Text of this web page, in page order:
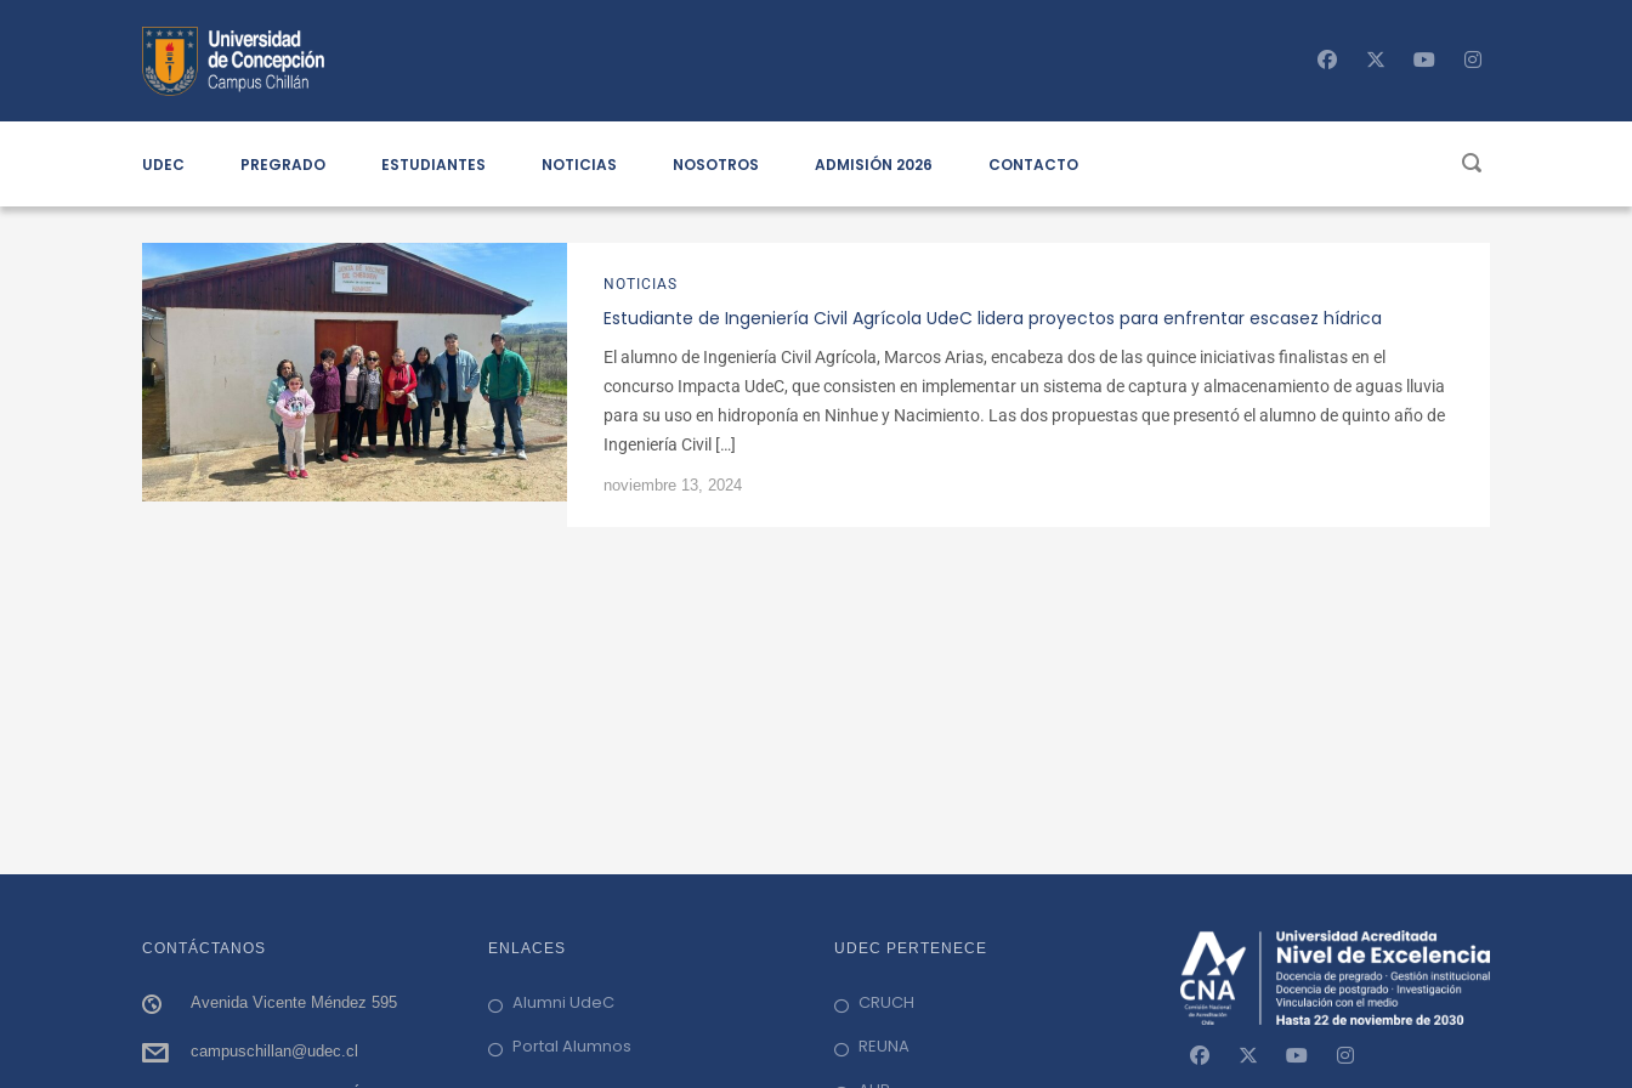
UDEC PREGRADO ESTUDIANTES NOTICIAS NOSOTROS ADMISIÓN 2026 CONTACTO
NOTICIAS
Estudiante de Ingeniería Civil Agrícola UdeC lidera proyectos para enfrentar escasez hídrica
El alumno de Ingeniería Civil Agrícola, Marcos Arias, encabeza dos de las quince iniciativas finalistas en el
concurso Impacta UdeC, que consisten en implementar un sistema de captura y almacenamiento de aguas lluvia
para su uso en hidroponía en Ninhue y Nacimiento. Las dos propuestas que presentó el alumno de quinto año de
Ingeniería Civil […]
noviembre 13, 2024
CONTÁCTANOS
Avenida Vicente Méndez 595
campuschillan@udec.cl
ENLACES
Alumni UdeC
Portal Alumnos
UDEC PERTENECE
CRUCH
REUNA